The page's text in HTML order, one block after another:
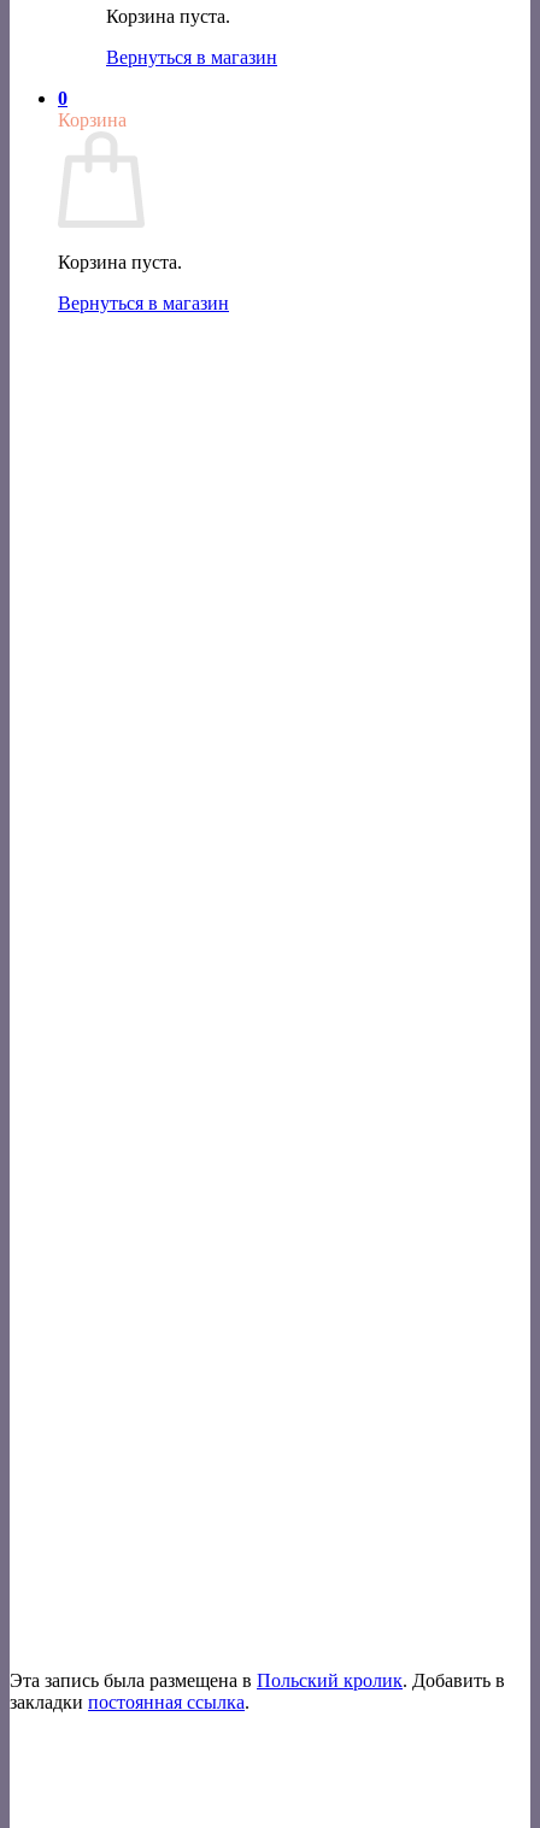
Корзина пуста.
Вернуться в магазин
0
Корзина
Корзина пуста.
Вернуться в магазин
Эта запись была размещена в Польский кролик. Добавить в
закладки постоянная ссылка.